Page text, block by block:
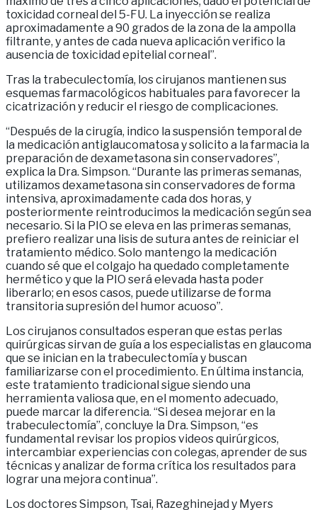
toxicidad corneal del 5-FU. La inyección se realiza
aproximadamente a 90 grados de la zona de la ampolla
filtrante, y antes de cada nueva aplicación verifico la
ausencia de toxicidad epitelial corneal”.
Tras la trabeculectomía, los cirujanos mantienen sus
esquemas farmacológicos habituales para favorecer la
cicatrización y reducir el riesgo de complicaciones.
“Después de la cirugía, indico la suspensión temporal de
la medicación antiglaucomatosa y solicito a la farmacia la
preparación de dexametasona sin conservadores”,
explica la Dra. Simpson. “Durante las primeras semanas,
utilizamos dexametasona sin conservadores de forma
intensiva, aproximadamente cada dos horas, y
posteriormente reintroducimos la medicación según sea
necesario. Si la PIO se eleva en las primeras semanas,
prefiero realizar una lisis de sutura antes de reiniciar el
tratamiento médico. Solo mantengo la medicación
cuando sé que el colgajo ha quedado completamente
hermético y que la PIO será elevada hasta poder
liberarlo; en esos casos, puede utilizarse de forma
transitoria supresión del humor acuoso”.
Los cirujanos consultados esperan que estas perlas
quirúrgicas sirvan de guía a los especialistas en glaucoma
que se inician en la trabeculectomía y buscan
familiarizarse con el procedimiento. En última instancia,
este tratamiento tradicional sigue siendo una
herramienta valiosa que, en el momento adecuado,
puede marcar la diferencia. “Si desea mejorar en la
trabeculectomía”, concluye la Dra. Simpson, “es
fundamental revisar los propios videos quirúrgicos,
intercambiar experiencias con colegas, aprender de sus
técnicas y analizar de forma crítica los resultados para
lograr una mejora continua”.
Los doctores Simpson, Tsai, Razeghinejad y Myers